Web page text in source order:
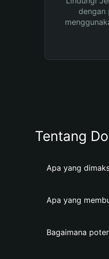
dengan
Tentang
Apa yang
Apa yang
Bagaimana